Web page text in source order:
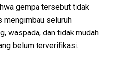
gempa tersebut tidak
mengimbau seluruh
waspada, dan tidak mudah
belum terverifikasi.